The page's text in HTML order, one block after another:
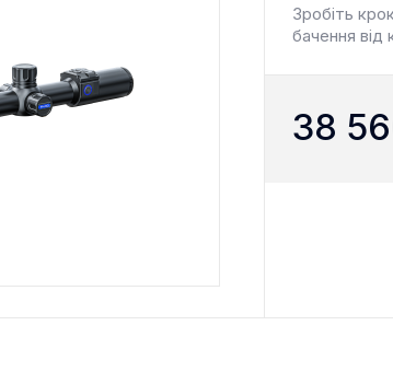
Зробіть
бачення від
38